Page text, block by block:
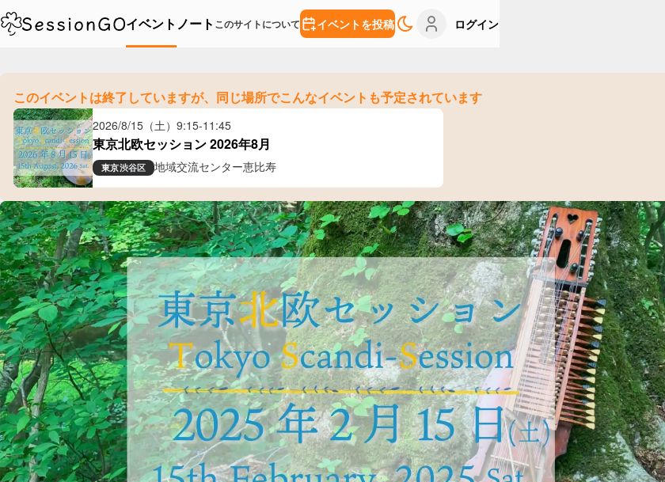
イベント ノート このサイトについて イベントを投稿 ログイン
このイベントは終了していますが、 同じ場所でこんなイベントも予定されています
2026/8/15（土） 9:15-11:45
東京北欧セッション 2026年8月
東京渋谷区 地域交流センター恵比寿